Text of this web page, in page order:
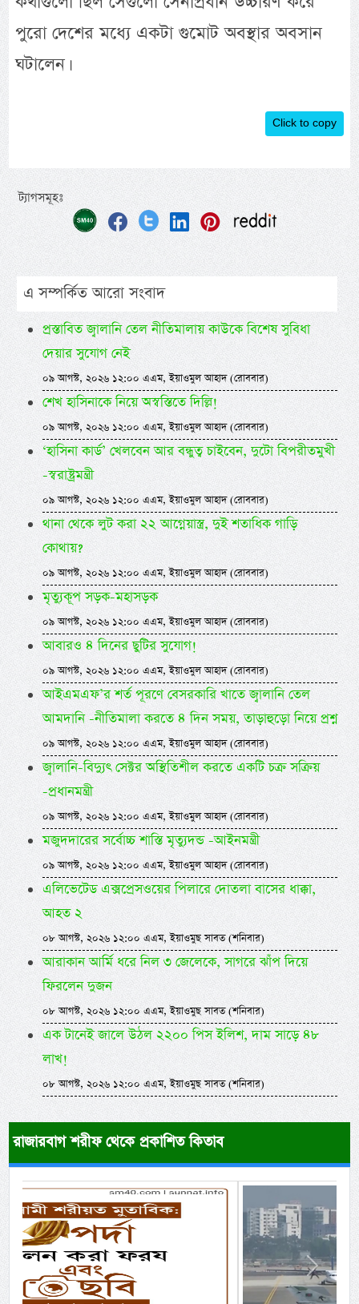
পুরো দেশের মধ্যে একটা গুমোট অবস্থার অবসান
ঘটালেন।
Click to copy
ট্যাগসমূহঃ
এ সম্পর্কিত আরো সংবাদ
প্রস্তাবিত জ্বালানি তেল নীতিমালায় কাউকে বিশেষ সুবিধা
দেয়ার সুযোগ নেই
০৯ আগস্ট, ২০২৬ ১২:০০ এএম, ইয়াওমুল আহাদ (রোববার)
শেখ হাসিনাকে নিয়ে অস্বস্তিতে দিল্লি!
০৯ আগস্ট, ২০২৬ ১২:০০ এএম, ইয়াওমুল আহাদ (রোববার)
‘হাসিনা কার্ড’ খেলবেন আর বন্ধুত্ব চাইবেন, দুটো বিপরীতমুখী
-স্বরাষ্ট্রমন্ত্রী
০৯ আগস্ট, ২০২৬ ১২:০০ এএম, ইয়াওমুল আহাদ (রোববার)
থানা থেকে লুট করা ২২ আগ্নেয়াস্ত্র, দুই শতাধিক গাড়ি
কোথায়?
০৯ আগস্ট, ২০২৬ ১২:০০ এএম, ইয়াওমুল আহাদ (রোববার)
মৃত্যুকূপ সড়ক-মহাসড়ক
০৯ আগস্ট, ২০২৬ ১২:০০ এএম, ইয়াওমুল আহাদ (রোববার)
আবারও ৪ দিনের ছুটির সুযোগ!
০৯ আগস্ট, ২০২৬ ১২:০০ এএম, ইয়াওমুল আহাদ (রোববার)
আইএমএফ’র শর্ত পূরণে বেসরকারি খাতে জ্বালানি তেল
আমদানি -নীতিমালা করতে ৪ দিন সময়, তাড়াহুড়ো নিয়ে প্রশ্ন
০৯ আগস্ট, ২০২৬ ১২:০০ এএম, ইয়াওমুল আহাদ (রোববার)
জ্বালানি-বিদ্যুৎ সেক্টর অস্থিতিশীল করতে একটি চক্র সক্রিয়
-প্রধানমন্ত্রী
০৯ আগস্ট, ২০২৬ ১২:০০ এএম, ইয়াওমুল আহাদ (রোববার)
মজুদদারের সর্বোচ্চ শাস্তি মৃত্যুদন্ড -আইনমন্ত্রী
০৯ আগস্ট, ২০২৬ ১২:০০ এএম, ইয়াওমুল আহাদ (রোববার)
এলিভেটেড এক্সপ্রেসওয়ের পিলারে দোতলা বাসের ধাক্কা,
আহত ২
০৮ আগস্ট, ২০২৬ ১২:০০ এএম, ইয়াওমুছ সাবত (শনিবার)
আরাকান আর্মি ধরে নিল ৩ জেলেকে, সাগরে ঝাঁপ দিয়ে
ফিরলেন দুজন
০৮ আগস্ট, ২০২৬ ১২:০০ এএম, ইয়াওমুছ সাবত (শনিবার)
এক টানেই জালে উঠল ২২০০ পিস ইলিশ, দাম সাড়ে ৪৮
লাখ!
০৮ আগস্ট, ২০২৬ ১২:০০ এএম, ইয়াওমুছ সাবত (শনিবার)
রাজারবাগ শরীফ থেকে প্রকাশিত কিতাব
Previous Next